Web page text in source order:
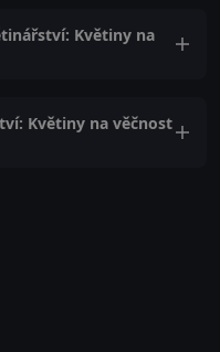
Květiny na
Květiny na věčnost